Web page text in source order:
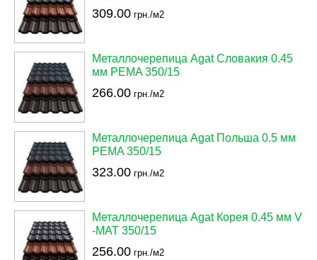
309.00 грн./м2
Металлочерепица Agat Словакия 0.45
мм PEMA 350/15
266.00 грн./м2
Металлочерепица Agat Польша 0.5 мм
PEMA 350/15
323.00 грн./м2
Металлочерепица Agat Корея 0.45 мм V
-MAT 350/15
256.00 грн./м2